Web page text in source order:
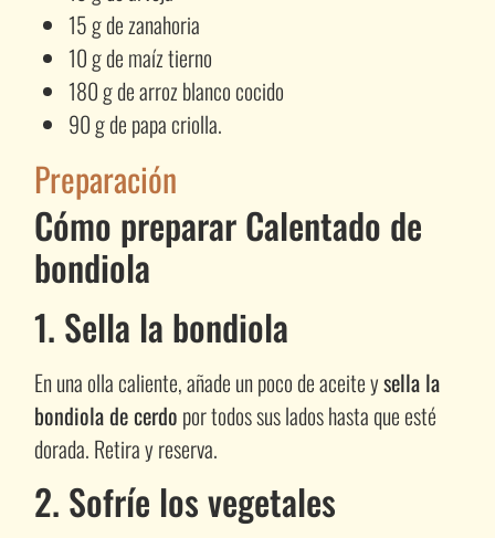
15 g de zanahoria
10 g de maíz tierno
180 g de arroz blanco cocido
90 g de papa criolla.
Preparación
Cómo preparar Calentado de
bondiola
1. Sella la bondiola
En una olla caliente, añade un poco de aceite ysella la
bondiola de cerdo por todos sus lados hasta que esté
dorada. Retira y reserva.
2. Sofríe los vegetales